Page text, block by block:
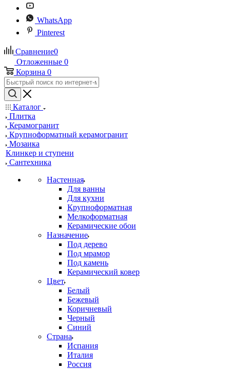
WhatsApp
Pinterest
Сравнение0
Отложенные 0
Корзина 0
Каталог
Плитка
Керамогранит
Крупноформатный керамогранит
Мозаика
Клинкер и ступени
Сантехника
Настенная
Для ванны
Для кухни
Крупноформатная
Мелкоформатная
Керамические обои
Назначение
Под дерево
Под мрамор
Под камень
Керамический ковер
Цвет
Белый
Бежевый
Коричневый
Черный
Синий
Страна
Испания
Италия
Россия